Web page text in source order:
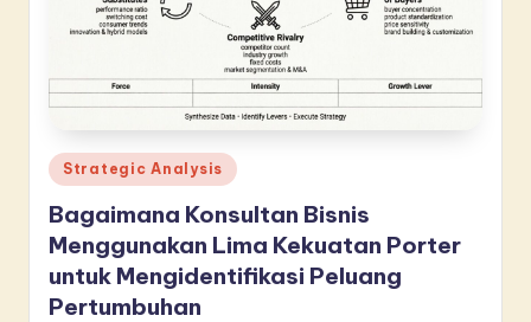
Posted
Strategic Analysis
Bagaimana Konsultan Bisnis
Menggunakan Lima Kekuatan Porter
untuk Mengidentifikasi Peluang
Pertumbuhan